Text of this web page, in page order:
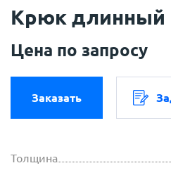
Крюк длинный
Цена по запросу
Заказать
Толщина